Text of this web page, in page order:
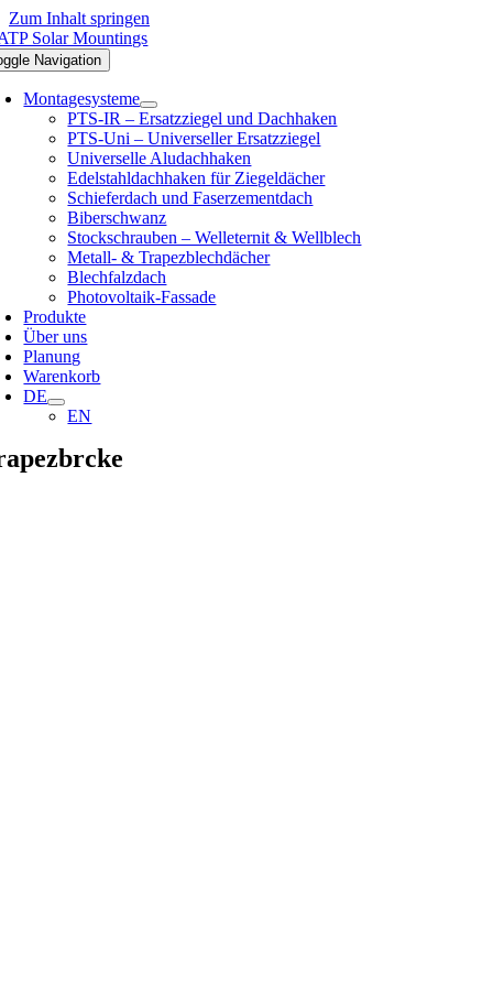
Zum Inhalt springen
Navigation
Montagesysteme
PTS-IR – Ersatzziegel und Dachhaken
PTS-Uni – Universeller Ersatzziegel
Universelle Aludachhaken
Edelstahldachhaken für Ziegeldächer
Schieferdach und Faserzementdach
Biberschwanz
Stockschrauben – Welleternit & Wellblech
Metall- & Trapezblechdächer
Blechfalzdach
Photovoltaik-Fassade
Produkte
Über uns
Planung
Warenkorb
DE
EN